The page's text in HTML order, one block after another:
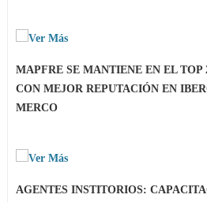
MAPFRE SE MANTIENE EN EL TOP
CON MEJOR REPUTACIÓN EN
MERCO
AGENTES INSTITORIOS: